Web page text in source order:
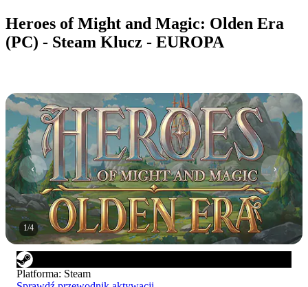
Heroes of Might and Magic: Olden Era
(PC) - Steam Klucz - EUROPA
1/4
Platforma: Steam